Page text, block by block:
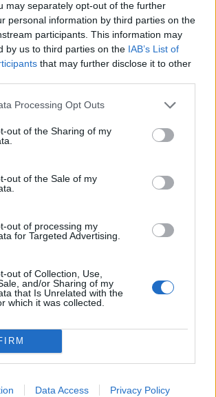
may separately opt-out of the further
personal information by third parties on the
participants. This information may
by us to third parties on the IAB’s List of
that may further disclose it to other
Processing Opt Outs
out of the Sharing of my
out of the Sale of my
out of processing my
for Targeted Advertising.
out of Collection, Use,
and/or Sharing of my
that Is Unrelated with the
which it was collected.
Data Access Privacy Policy
«"Βασανίζω" τον
15 καλοκαίρια»
Μια «κούκλα»
στο κρεβάτι
Ένα τρυφερό
Στο Παρίσι με τον
της, τον γιο της
ΟΛΕΣ ΟΙ ΕΙΔΗΣΕΙΣ